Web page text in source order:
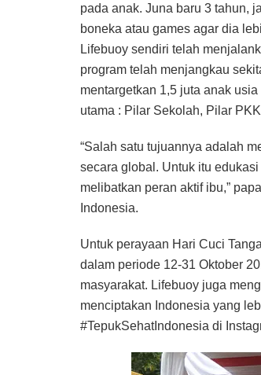
pada anak. Juna baru 3 tahun,
boneka atau games agar dia
Lifebuoy sendiri telah
program telah menjangkau
mentargetkan 1,5 juta anak
utama : Pilar Sekolah, Pilar
“Salah satu tujuannya adalah
secara global. Untuk itu
melibatkan peran aktif ibu,”
Indonesia.
Untuk perayaan Hari Cuci
dalam periode 12-31 Oktober
masyarakat. Lifebuoy juga
menciptakan Indonesia yang
#TepukSehatIndonesia di